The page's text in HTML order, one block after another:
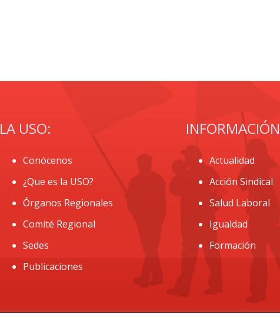
LA USO:
Conócenos
¿Que es la USO?
Órganos Regionales
Comité Regional
Sedes
Publicaciones
Actualidad
Acción Sindical
Salud Laboral
Igualdad
Formación